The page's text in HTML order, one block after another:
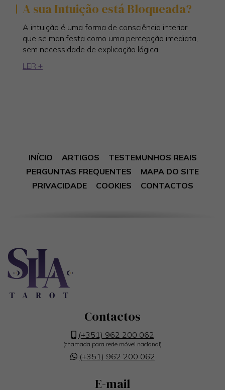
A sua Intuição está Bloqueada?
A intuição é uma forma de consciência interior
que se manifesta como uma percepção imediata,
sem necessidade de explicação lógica.
LER +
INÍCIO ARTIGOS
TESTEMUNHOS REAIS
PERGUNTAS FREQUENTES
MAPA DO SITE
PRIVACIDADE
COOKIES CONTACTOS
Contactos
(+351) 962 200 062
(chamada para rede móvel nacional)
(+351) 962 200 062
E-mail